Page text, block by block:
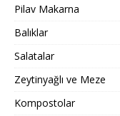
Pilav Makarna
Balıklar
Salatalar
Zeytinyağlı ve Meze
Kompostolar